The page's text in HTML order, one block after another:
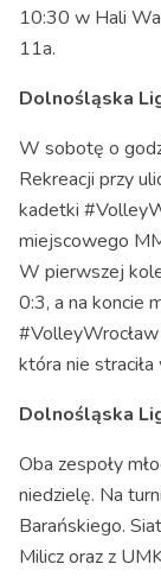
10:30 w Hali
11a.
Dolnośląska
W sobotę o
Rekreacji przy
kadetki
miejscowego
W pierwszej
0:3, a na koncie
która nie
Dolnośląska
Oba zespoły
niedzielę. Na
Barańskiego.
Milicz oraz z